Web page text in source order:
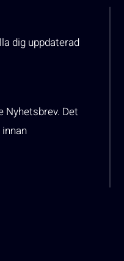
dig uppdaterad
Nyhetsbrev. Det